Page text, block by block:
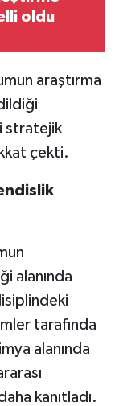
oldu
araştırma
stratejik
çekti.
alanında
tarafında
alanında
kanıtladı.